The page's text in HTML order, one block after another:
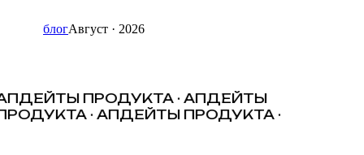
блогАвгуст · 2026
ПРОДУКТА · АПДЕЙТЫ
· АПДЕЙТЫ ПРОДУКТА ·